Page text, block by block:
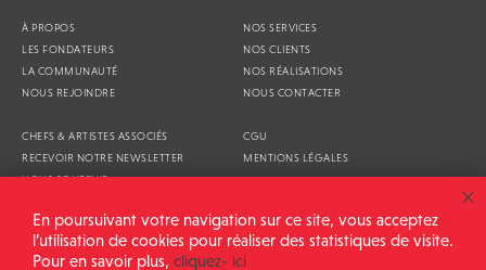
À PROPOS
LES FONDATEURS
LA COMMUNAUTÉ
NOUS REJOINDRE
NOS SERVICES
NOS CLIENTS
NOS RÉALISATIONS
NOUS CONTACTER
CHEFS & ARTISTES ASSOCIÉS
RECEVOIR NOTRE NEWSLETTER
NOUS SOUTENIR
CGU
MENTIONS LÉGALES
ALIMENTATION GÉNÉRALE © 2026
En poursuivant votre navigation sur ce site, vous acceptez
l’utilisation de cookies pour réaliser des statistiques de visite.
Pour en savoir plus, cliquez- ici